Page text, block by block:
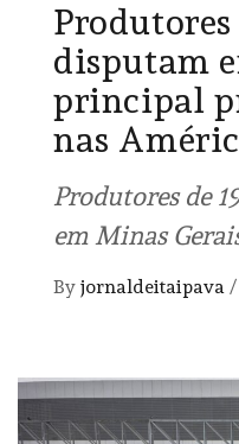
Produtores
disputam
principal
nas
Produtores de
em Minas
By jornaldeitaipava /